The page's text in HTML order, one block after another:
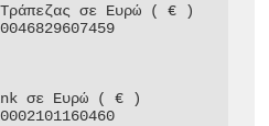
Τράπεζας σε Ευρώ ( € )
σε Ευρώ ( € )